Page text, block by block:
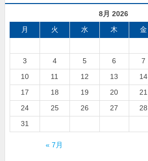
8月 2026
月
火 水 木 金
3
4 5 6 7
10
11 12 13 14
17
18 19 20 21
24
25 26 27 28
31
« 7月